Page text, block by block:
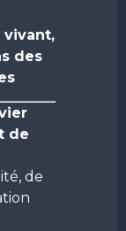
vivant,
des
de
de